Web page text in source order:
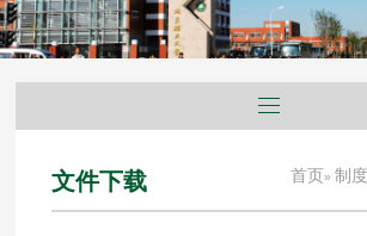
文件下载 首页» 制